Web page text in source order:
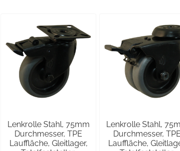
Lenkrolle Stahl, 75mm
Durchmesser, TPE
Lauffläche, Gleitlager,
Lenkrolle Stahl,
Durchmesser, TPE
Lauffläche,